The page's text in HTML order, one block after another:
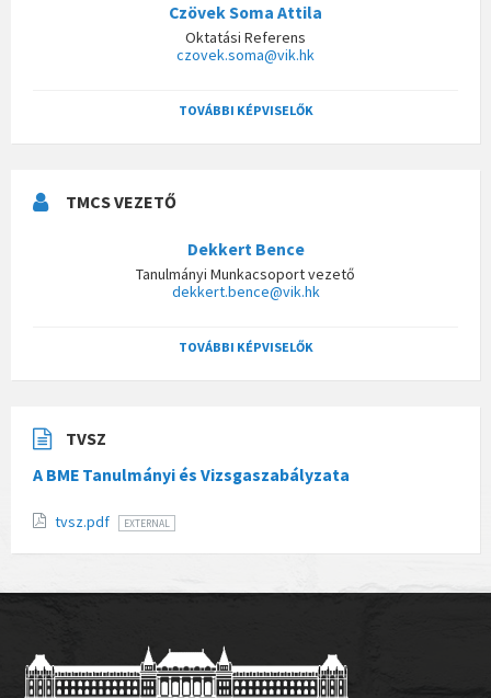
Czövek Soma Attila
Oktatási Referens
czovek.soma@vik.hk
TOVÁBBI KÉPVISELŐK
TMCS VEZETŐ
Dekkert Bence
Tanulmányi Munkacsoport vezető
dekkert.bence@vik.hk
TOVÁBBI KÉPVISELŐK
TVSZ
A BME Tanulmányi és Vizsgaszabályzata
tvsz.pdf EXTERNAL